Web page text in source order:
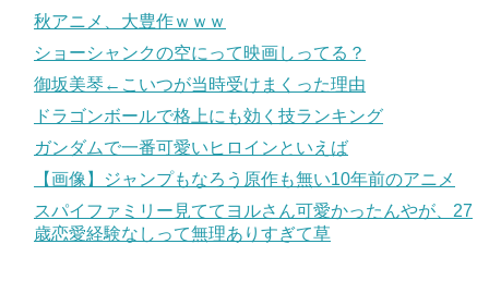
秋アニメ、大豊作ｗｗｗ
ショーシャンクの空にって映画しってる？
御坂美琴←こいつが当時受けまくった理由
ドラゴンボールで格上にも効く技ランキング
ガンダムで一番可愛いヒロインといえば
【画像】ジャンプもなろう原作も無い10年前のアニメ
スパイファミリー見ててヨルさん可愛かったんやが、27
歳恋愛経験なしって無理ありすぎて草